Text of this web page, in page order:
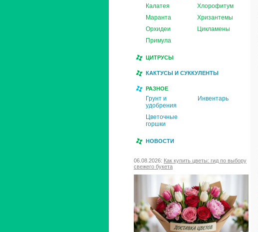
Калатея
Хлорофитум
Маранта
Хризантемы
Орхидеи
Цикламены
Примула
ЦИТРУСЫ
КАКТУСЫ И СУККУЛЕНТЫ
РАЗНОЕ
Грунт и
удобрения
Инвентарь
Цветочные
горшки
НОВОСТИ
06.08.2026: Как купить цветы: гид по выбору
свежего букета